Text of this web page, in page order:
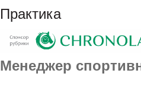
Практика
Менеджер